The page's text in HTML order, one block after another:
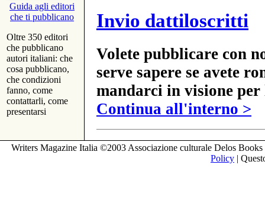
Guida agli editori
che ti pubblicano
Oltre 350 editori
che pubblicano
autori italiani: che
cosa pubblicano,
che condizioni
fanno, come
contattarli, come
presentarsi
Invio dattiloscritti
Volete pubblicare con
serve sapere se avete
mandarci in visione
Continua all'interno >
Writers Magazine Italia ©2003 Associazione culturale Delos
Policy |